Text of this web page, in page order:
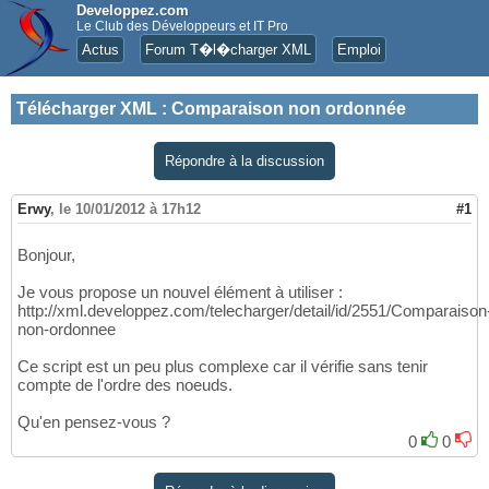
Developpez.com
Le Club des Développeurs et IT Pro
Actus Forum T�l�charger XML Emploi
Télécharger XML : Comparaison non ordonnée
Répondre à la discussion
Erwy, le 10/01/2012 à 17h12 #1
Bonjour,
Je vous propose un nouvel élément à utiliser :
http://xml.developpez.com/telecharger/detail/id/2551/
non-ordonnee
Ce script est un peu plus complexe car il vérifie sans tenir
compte de l'ordre des noeuds.
Qu'en pensez-vous ?
0
0